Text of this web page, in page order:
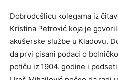
Dobrodošlicu kolegama iz
Kristina Petrović koja je
akušerske službe u Kladovu.
da prvi pisani podaci o
potiču iz 1904. godine i